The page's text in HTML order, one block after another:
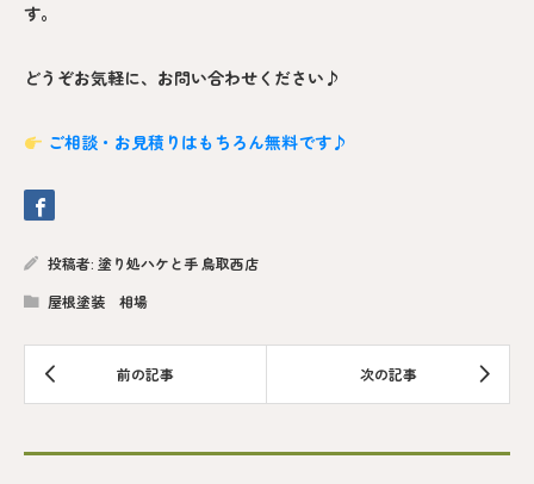
す。
どうぞお気軽に、お問い合わせください♪
ご相談・お見積りはもちろん無料です♪
投稿者: 塗り処ハケと手 鳥取西店
屋根塗装 相場